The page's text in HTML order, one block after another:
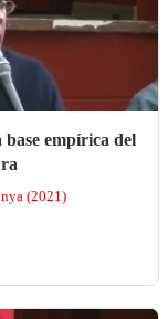
empírica del
(2021)